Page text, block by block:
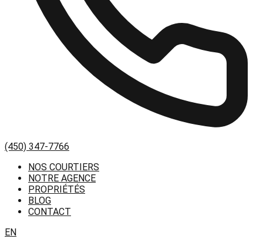
(450) 347-7766
NOS COURTIERS
NOTRE AGENCE
PROPRIÉTÉS
BLOG
CONTACT
EN